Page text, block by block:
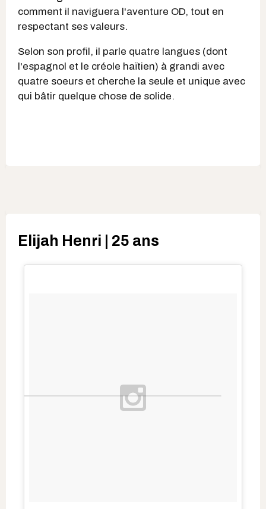
comment il naviguera l'aventure OD, tout en
respectant ses valeurs.
Selon son profil, il parle quatre langues (dont
l'espagnol et le créole haïtien) à grandi avec
quatre soeurs et cherche la seule et unique avec
qui bâtir quelque chose de solide.
Elijah Henri | 25 ans